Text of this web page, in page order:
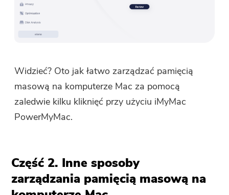
Widzieć? Oto jak łatwo zarządzać pamięcią
masową na komputerze Mac za pomocą
zaledwie kilku kliknięć przy użyciu iMyMac
PowerMyMac.
Część 2. Inne sposoby
zarządzania pamięcią masową na